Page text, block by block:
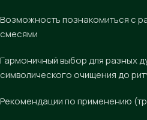
Возможность познакомиться с
смесями
Гармоничный выбор для разных
символического очищения до
Рекомендации по применению